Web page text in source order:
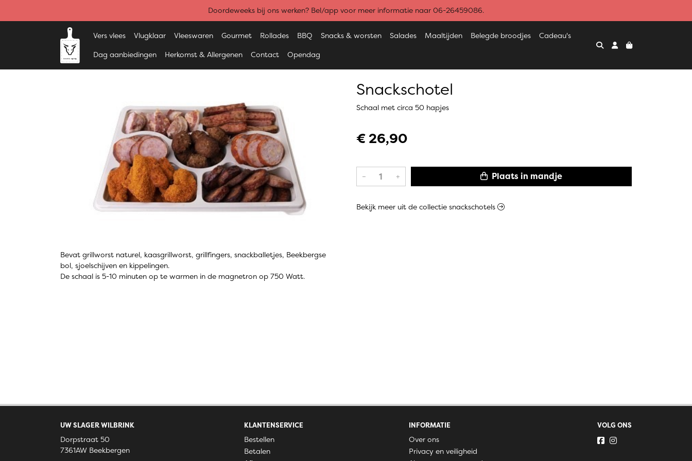
Doordeweeks bij ons werken? Bel/app voor meer informatie naar 06-26459086.
Vers vlees Vlugklaar Vleeswaren Gourmet Rollades BBQ Snacks & worsten Salades Maaltijden Belegde broodjes Cadeau's
Dag aanbiedingen Herkomst & Allergenen Contact Opendag
Bevat grillworst naturel, kaasgrillworst, grillfingers, snackballetjes, Beekbergse
bol, sjoelschijven en kippelingen.
De schaal is 5-10 minuten op te warmen in de magnetron op 750 Watt.
Snackschotel
Schaal met circa 50 hapjes
€ 26,90
– + Plaats in mandje
Bekijk meer uit de collectie snackschotels
UW SLAGER WILBRINK
Dorpstraat 50
7361AW Beekbergen
KLANTENSERVICE
Bestellen
Betalen
INFORMATIE
Over ons
Privacy en veiligheid
VOLG ONS